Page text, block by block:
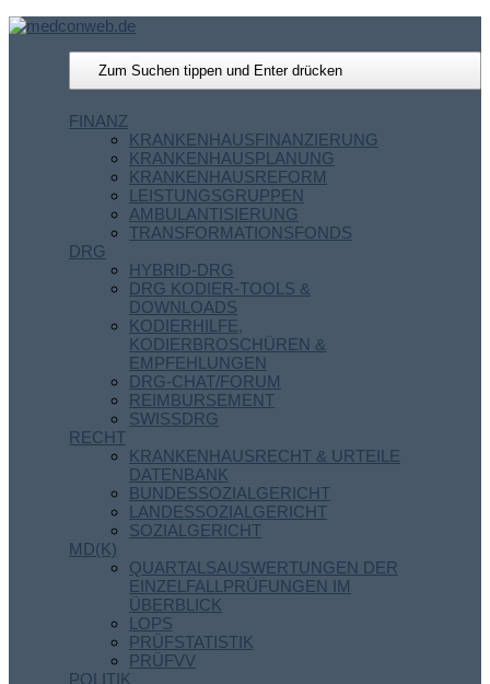
FINANZ
KRANKENHAUSFINANZIERUNG
KRANKENHAUSPLANUNG
KRANKENHAUSREFORM
LEISTUNGSGRUPPEN
AMBULANTISIERUNG
TRANSFORMATIONSFONDS
DRG
HYBRID-DRG
DRG KODIER-TOOLS &
DOWNLOADS
KODIERHILFE,
KODIERBROSCHÜREN &
EMPFEHLUNGEN
DRG-CHAT/FORUM
REIMBURSEMENT
SWISSDRG
RECHT
KRANKENHAUSRECHT & URTEILE
DATENBANK
BUNDESSOZIALGERICHT
LANDESSOZIALGERICHT
SOZIALGERICHT
MD(K)
QUARTALSAUSWERTUNGEN DER
EINZELFALLPRÜFUNGEN IM
ÜBERBLICK
LOPS
PRÜFSTATISTIK
PRÜFVV
POLITIK